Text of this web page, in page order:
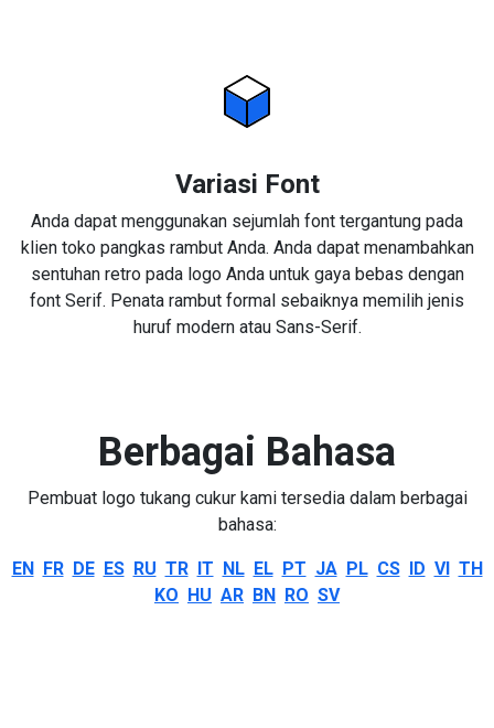
Variasi Font
Anda dapat menggunakan sejumlah font tergantung pada
klien toko pangkas rambut Anda. Anda dapat menambahkan
sentuhan retro pada logo Anda untuk gaya bebas dengan
font Serif. Penata rambut formal sebaiknya memilih jenis
huruf modern atau Sans-Serif.
Berbagai Bahasa
Pembuat logo tukang cukur kami tersedia dalam berbagai
bahasa:
EN FR DE ES RU TR IT NL EL PT JA PL CS ID VI TH
KO HU AR BN RO SV